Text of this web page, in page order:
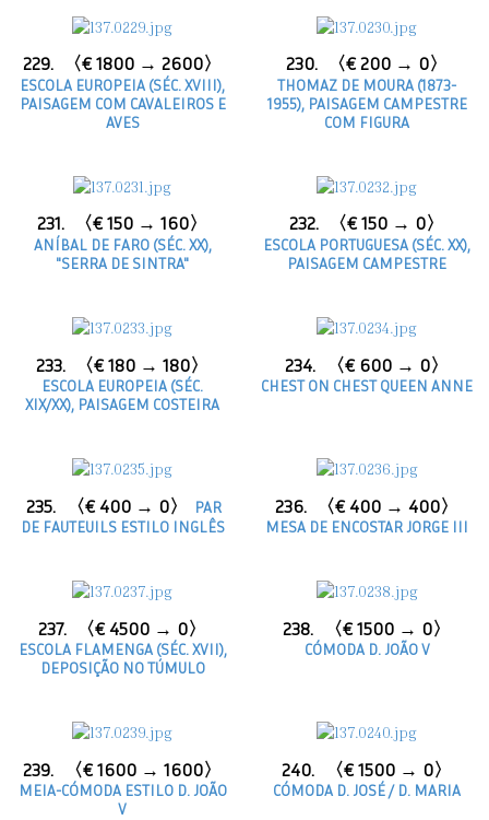
229. 〈€ 1800 → 2600〉
ESCOLA EUROPEIA (SÉC. XVIII),
PAISAGEM COM CAVALEIROS E
AVES
230. 〈€ 200 → 0〉
THOMAZ DE MOURA (1873-
1955), PAISAGEM CAMPESTRE
COM FIGURA
231. 〈€ 150 → 160〉
ANÍBAL DE FARO (SÉC. XX),
"SERRA DE SINTRA"
232. 〈€ 150 → 0〉
ESCOLA PORTUGUESA (SÉC. XX),
PAISAGEM CAMPESTRE
233. 〈€ 180 → 180〉
ESCOLA EUROPEIA (SÉC.
XIX/XX), PAISAGEM COSTEIRA
234. 〈€ 600 → 0〉
CHEST ON CHEST QUEEN ANNE
235. 〈€ 400 → 0〉
PAR
DE FAUTEUILS ESTILO INGLÊS
236. 〈€ 400 → 400〉
MESA DE ENCOSTAR JORGE III
237. 〈€ 4500 → 0〉
ESCOLA FLAMENGA (SÉC. XVII),
DEPOSIÇÃO NO TÚMULO
238. 〈€ 1500 → 0〉
CÓMODA D. JOÃO V
239. 〈€ 1600 → 1600〉
MEIA-CÓMODA ESTILO D. JOÃO
V
240. 〈€ 1500 → 0〉
CÓMODA D. JOSÉ / D. MARIA